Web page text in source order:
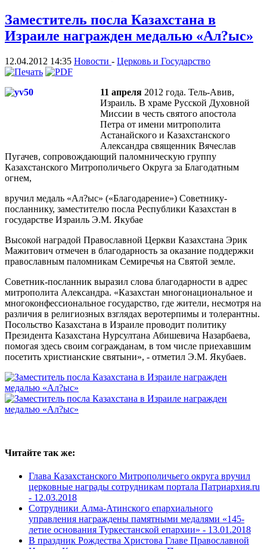
Заместитель посла Казахстана в
Израиле награжден медалью «Ал?ыс»
12.04.2012 14:35 Новости - Церковь и Государство
11 апреля 2012 года. Тель-Авив,
Израиль. В храме Русской Духовной
Миссии в честь святого апостола
Петра от имени митрополита
Астанайского и Казахстанского
Александра священник Вячеслав
Пугачев, сопровождающий паломническую группу
Казахстанского Митрополичьего Округа за Благодатным
огнем,
вручил медаль «Ал?ыс» («Благодарение») Советнику-
посланнику, заместителю посла Республики Казахстан в
государстве Израиль Э.М. Якубае
Высокой наградой Православной Церкви Казахстана Эрик
Мажитович отмечен в благодарность за оказание поддержки
православным паломникам Семиречья на Святой земле.
Советник-посланник выразил слова благодарности в адрес
митрополита Александра. «Казахстан многонациональное и
многоконфессиональное государство, где жители, несмотря на
различия в религиозных взглядах веротерпимы и толерантны.
Посольство Казахстана в Израиле проводит политику
Президента Казахстана Нурсултана Абишевича Назарбаева,
помогая здесь своим согражданам, в том числе приехавшим
посетить христианские святыни», - отметил Э.М. Якубаев.
Читайте так же:
Глава Казахстанского Митрополичьего округа вручил
церковные награды сотрудникам портала Патриархия.ru
- 12.03.2018
Сотрудники Алма-Атинского епархиального
управления награждены памятными медалями «145-
летие основания Туркестанской епархии» - 13.01.2018
В праздник Рождества Христова Главе Православной